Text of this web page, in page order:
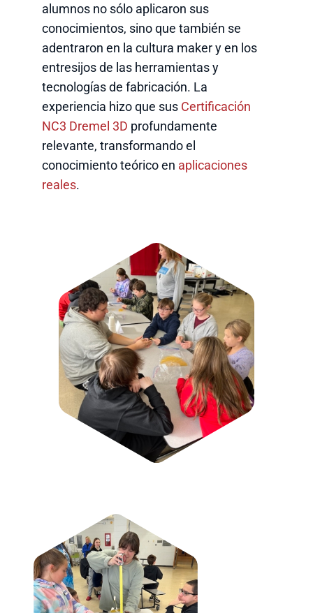
alumnos no sólo aplicaron sus
conocimientos, sino que también se
adentraron en la cultura maker y en los
entresijos de las herramientas y
tecnologías de fabricación. La
experiencia hizo que sus Certificación
NC3 Dremel 3D profundamente
relevante, transformando el
conocimiento teórico en aplicaciones
reales.